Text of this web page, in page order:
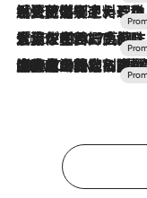
2026.7.24
【夏限定ディナーコース】旬を迎える稚鮎や花ズッキーニなどをイタリア・トスカーナの郷土料理の手法で満喫！
2026.7.17
「土佐和ハーブかき氷」がOMO7高知に登場！生姜、山椒、大葉など目にも舌にも涼を呼ぶ郷土の味
2026.7.10
NEW OPEN！【界 草津】名湯の地に誕生。趣の異なる2種の温泉と上州ならではの会席・蕎麦割烹など美食を味わう究極の癒やし旅